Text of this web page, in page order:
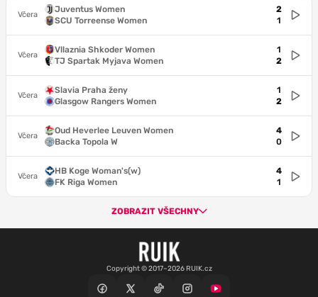
Včera
Juventus Women
SCU Torreense Women
2
1
Včera
Vllaznia Shkoder Women
TJ Spartak Myjava Women
1
2
Včera
Slavia Praha ženy
Glasgow Rangers Women
1
2
Včera
Oud Heverlee Leuven Women
Backa Topola W
4
0
Včera
HB Koge Woman's(w)
FK Riga Women
4
1
ZOBRAZIT VŠECHNY
Copyright © 2017–2026 RUIK.cz